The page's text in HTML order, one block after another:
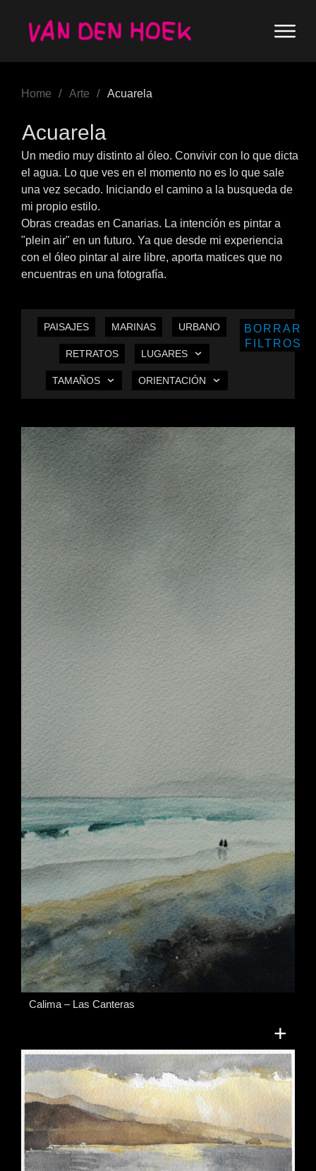
Home / Arte / Acuarela
Acuarela
Un medio muy distinto al óleo. Convivir con lo que dicta
el agua. Lo que ves en el momento no es lo que sale
una vez secado. Iniciando el camino a la busqueda de
mi propio estilo.
Obras creadas en Canarias. La intención es pintar a
"plein air" en un futuro. Ya que desde mi experiencia
con el óleo pintar al aire libre, aporta matices que no
encuentras en una fotografía.
PAISAJES MARINAS URBANO
RETRATOS LUGARES
TAMAÑOS ORIENTACIÓN
BORRAR
FILTROS
Calima – Las Canteras
+